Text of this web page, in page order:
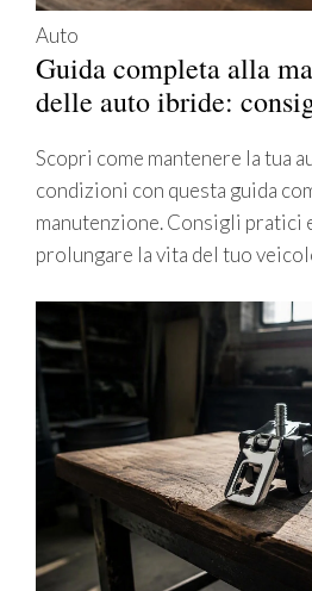
Auto
Guida completa alla
delle auto ibride:
Scopri come mantenere la tua
condizioni con questa guida
manutenzione. Consigli pratici
prolungare la vita del tuo